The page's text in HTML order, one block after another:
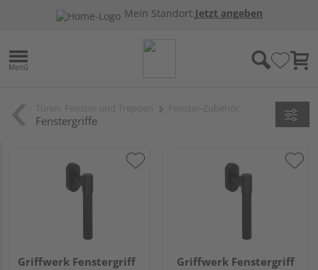
Mein Standort:Jetzt angeben
Fenstergriffe
Griffwerk Fenstergriff
Griffwerk Fenstergriff